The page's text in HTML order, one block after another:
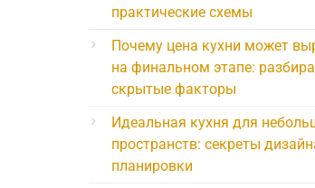
практические схемы
Почему цена кухни может
на финальном этапе:
скрытые факторы
Идеальная кухня для
пространств: секреты
планировки